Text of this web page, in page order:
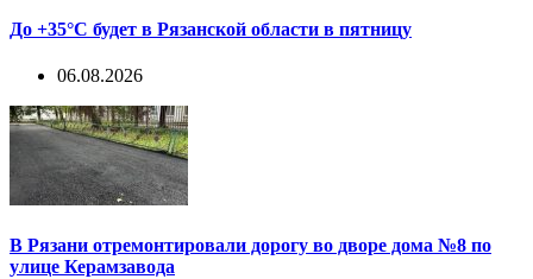
До +35°С будет в Рязанской области в пятницу
06.08.2026
В Рязани отремонтировали дорогу во дворе дома №8 по
улице Керамзавода